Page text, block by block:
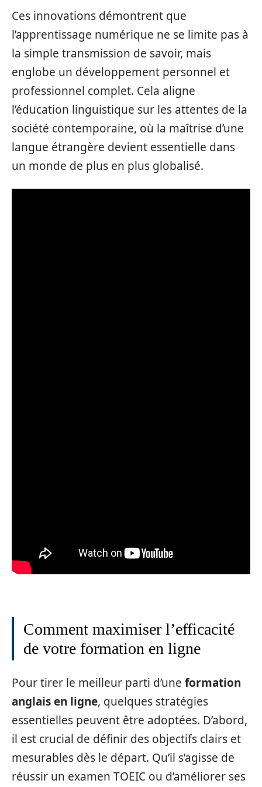
Ces innovations démontrent que
l’apprentissage numérique ne se limite pas à
la simple transmission de savoir, mais
englobe un développement personnel et
professionnel complet. Cela aligne
l’éducation linguistique sur les attentes de la
société contemporaine, où la maîtrise d’une
langue étrangère devient essentielle dans
un monde de plus en plus globalisé.
Comment maximiser l’efficacité
de votre formation en ligne
Pour tirer le meilleur parti d’une formation
anglais en ligne, quelques stratégies
essentielles peuvent être adoptées. D’abord,
il est crucial de définir des objectifs clairs et
mesurables dès le départ. Qu’il s’agisse de
réussir un examen TOEIC ou d’améliorer ses